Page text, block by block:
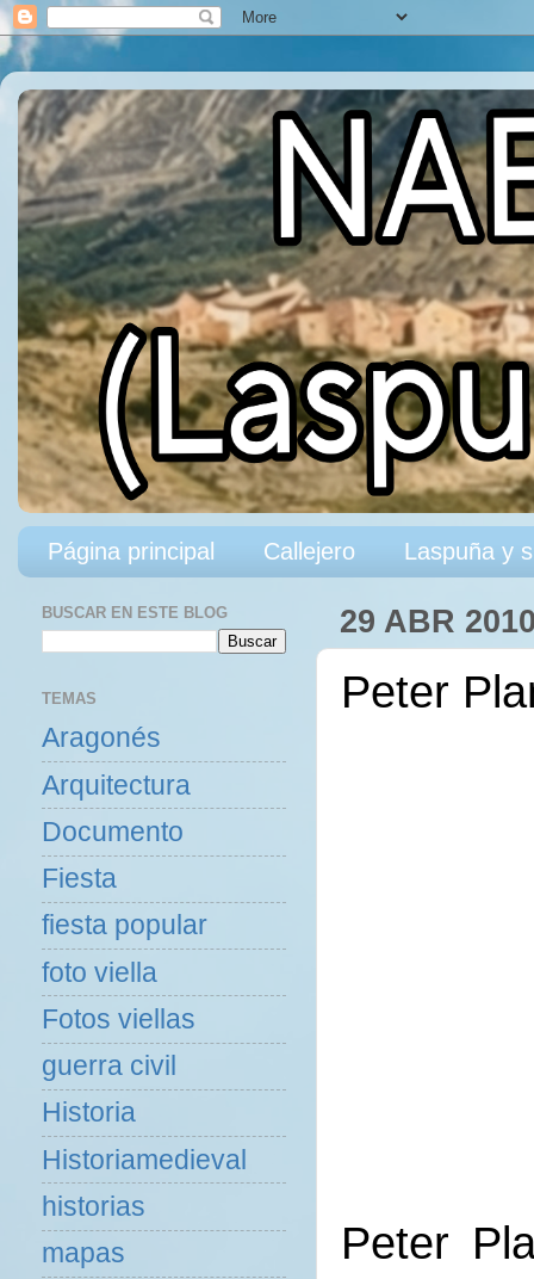
Página principal Callejero Laspuña y
29 ABR
Peter
Peter
BUSCAR EN ESTE BLOG
TEMAS
Aragonés
Arquitectura
Documento
Fiesta
fiesta popular
foto viella
Fotos viellas
guerra civil
Historia
Historiamedieval
historias
mapas